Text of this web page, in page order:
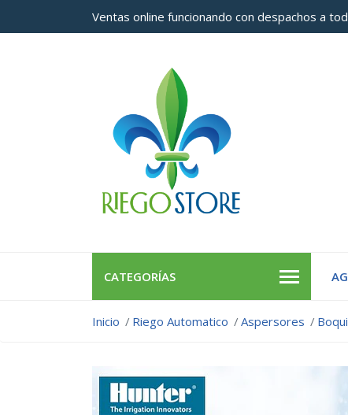
Ventas online funcionando con despachos a
CATEGORÍAS
Inicio Riego Automatico Aspersores